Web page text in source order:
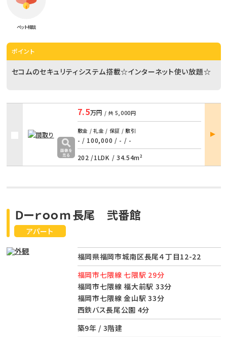
ペット相談
ポイント
セコムのセキュリティシステム搭載☆インターネット使い放題☆
7.5万円 / 共 5,000円
敷金 / 礼金 / 保証 / 敷引
- / 100,000 / - / -
202 /1LDK / 34.54m²
部屋
詳細
アパート
Ｄーｒｏｏｍ長尾 弐番館
福岡県福岡市城南区長尾４丁目12-22
福岡市七隈線 七隈駅 29分
福岡市七隈線 福大前駅 33分
福岡市七隈線 金山駅 33分
西鉄バス長尾公園 4分
築9年 / 3階建